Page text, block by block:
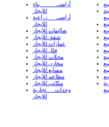
أراضي بناء
للإيجار
أراضي زراعية
للإيجار
شاليهات للإيجار
شقق للإيجار
عمارات للإيجار
فلل للإيجار
محلات للإيجار
مخازن للإيجار
مصانع للإيجار
مطاعم للإيجار
مكاتب للإيجار
وحدات تجارية
للإيجار